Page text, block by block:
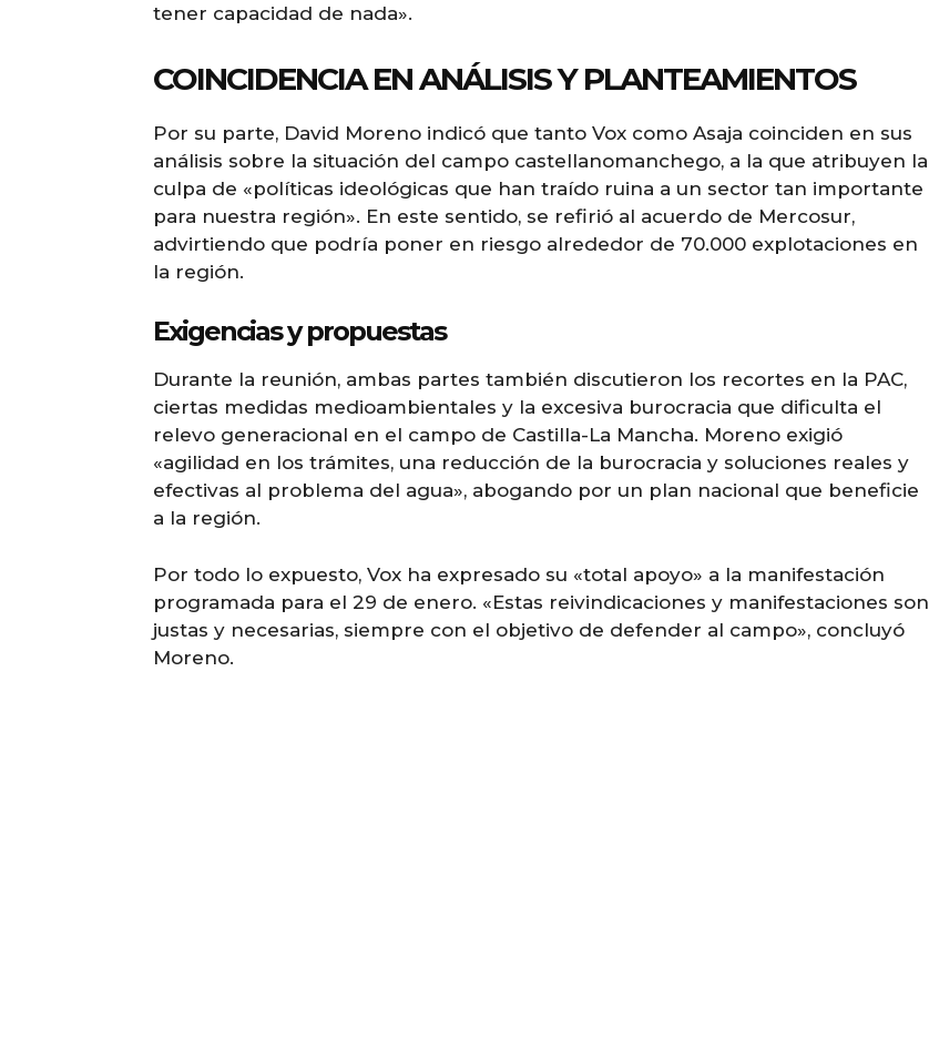
tener capacidad de nada».
COINCIDENCIA EN ANÁLISIS Y PLANTEAMIENTOS
Por su parte, David Moreno indicó que tanto Vox como Asaja coinciden en sus
análisis sobre la situación del campo castellanomanchego, a la que atribuyen la
culpa de «políticas ideológicas que han traído ruina a un sector tan importante
para nuestra región». En este sentido, se refirió al acuerdo de Mercosur,
advirtiendo que podría poner en riesgo alrededor de 70.000 explotaciones en
la región.
Exigencias y propuestas
Durante la reunión, ambas partes también discutieron los recortes en la PAC,
ciertas medidas medioambientales y la excesiva burocracia que dificulta el
relevo generacional en el campo de Castilla-La Mancha. Moreno exigió
«agilidad en los trámites, una reducción de la burocracia y soluciones reales y
efectivas al problema del agua», abogando por un plan nacional que beneficie
a la región.
Por todo lo expuesto, Vox ha expresado su «total apoyo» a la manifestación
programada para el 29 de enero. «Estas reivindicaciones y manifestaciones son
justas y necesarias, siempre con el objetivo de defender al campo», concluyó
Moreno.